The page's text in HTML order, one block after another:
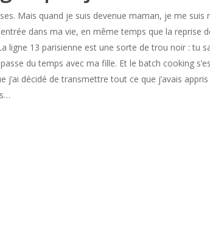
Mais quand je suis devenue maman, je me
dans ma vie, en même temps que la
ligne 13 parisienne est une sorte de trou noir : tu
du temps avec ma fille. Et le batch cooking
j’ai décidé de transmettre tout ce que j’avais